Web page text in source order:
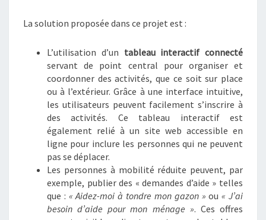
La solution proposée dans ce projet est :
L’utilisation d’un tableau interactif connecté
servant de point central pour organiser et
coordonner des activités, que ce soit sur place
ou à l’extérieur. Grâce à une interface intuitive,
les utilisateurs peuvent facilement s’inscrire à
des activités. Ce tableau interactif est
également relié à un site web accessible en
ligne pour inclure les personnes qui ne peuvent
pas se déplacer.
Les personnes à mobilité réduite peuvent, par
exemple, publier des « demandes d’aide » telles
que : « Aidez-moi à tondre mon gazon » ou« J’ai
besoin d’aide pour mon ménage ». Ces offres